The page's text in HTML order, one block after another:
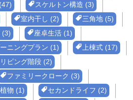
スケルトン構造 (3)
室内干し (2)
三角地 (5)
(3)
座卓生活 (1)
ニングプラン (1)
上棟式 (17)
リビング階段 (2)
ファミリークローク (3)
物 (1)
セカンドライフ (2)